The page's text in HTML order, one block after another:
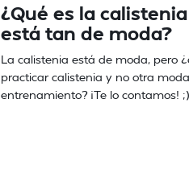
¿Qué es la
está tan de moda?
La calistenia está de moda, pero
practicar calistenia y no otra
entrenamiento? ¡Te lo contamos! ;)